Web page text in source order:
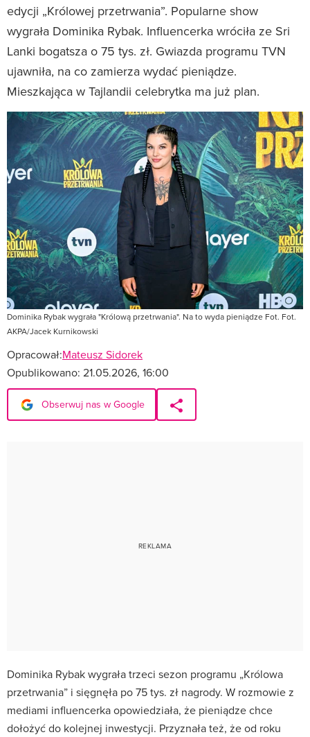
edycji „Królowej przetrwania”. Popularne show
wygrała Dominika Rybak. Influencerka wróciła ze Sri
Lanki bogatsza o 75 tys. zł. Gwiazda programu TVN
ujawniła, na co zamierza wydać pieniądze.
Mieszkająca w Tajlandii celebrytka ma już plan.
Dominika Rybak wygrała "Królową przetrwania". Na to wyda pieniądze Fot. Fot.
AKPA/Jacek Kurnikowski
Opracował:Mateusz Sidorek
Opublikowano: 21.05.2026, 16:00
Obserwuj nas w Google
Dominika Rybak wygrała trzeci sezon programu „Królowa
przetrwania” i sięgnęła po 75 tys. zł nagrody. W rozmowie z
mediami influencerka opowiedziała, że pieniądze chce
dołożyć do kolejnej inwestycji. Przyznała też, że od roku